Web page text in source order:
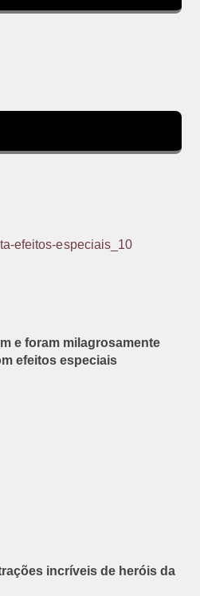
e foram milagrosamente
efeitos especiais
incríveis de heróis da